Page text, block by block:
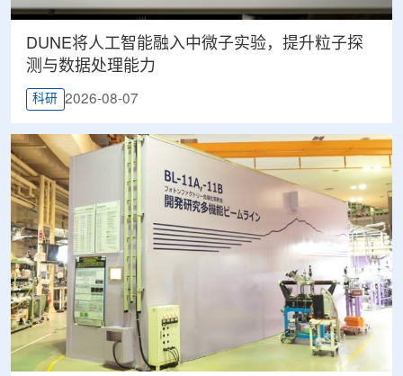
DUNE将人工智能融入中微子实验，提升粒子探
测与数据处理能力
科研 2026-08-07